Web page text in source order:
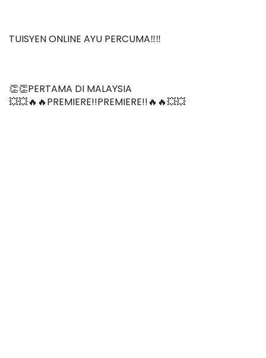
TUISYEN ONLINE AYU PERCUMA‼️‼️
👏👏PERTAMA DI MALAYSIA
💥💥🔥🔥PREMIERE!!PREMIERE!!🔥🔥💥💥